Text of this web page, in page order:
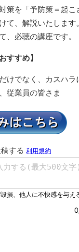
策を「予防策＝起
て、解説いたしま
、必聴の講座です。
すすめ】
けでなく、カスハ
従業員の皆さま